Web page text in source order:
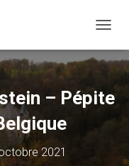
É
P
E
– Pépite
2021